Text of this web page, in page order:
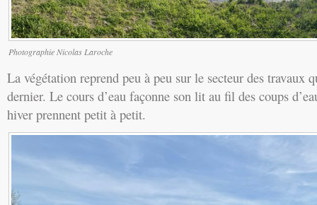
Photographie Nicolas Laroche
La végétation reprend peu à peu sur le secteur des travaux
dernier. Le cours d’eau façonne son lit au fil des coups
hiver prennent petit à petit.